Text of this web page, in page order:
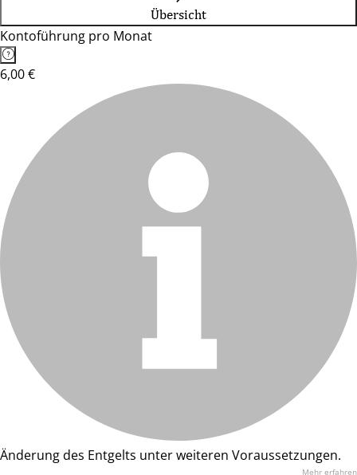
Übersicht
Kontoführung pro Monat
6,00 €
Änderung des Entgelts unter weiteren Voraussetzungen.
Mehr erfahren